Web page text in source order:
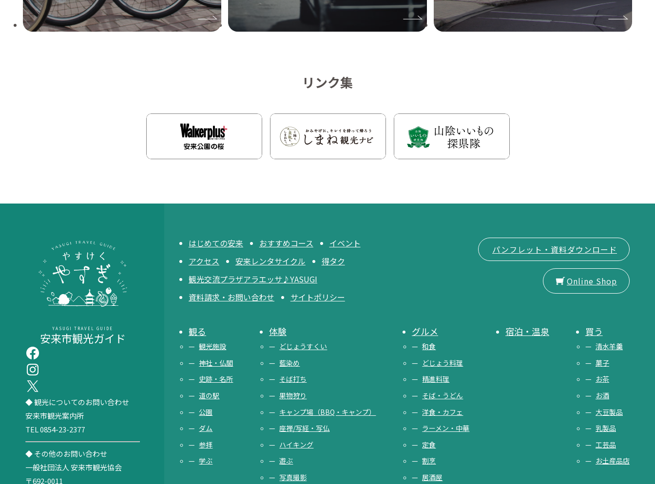
リンク集
安来市観光ガイド
YASUGI TRAVEL GUIDE
◆ 観光についてのお問い合わせ
安来市観光案内所
TEL 0854-23-2377
◆ その他のお問い合わせ
一般社団法人 安来市観光協会
〒692-0011
はじめての安来 おすすめコース
イベント
アクセス
安来レンタサイクル
得タク
観光交流プラザアラエッサ♪YASUGI
資料請求・お問い合わせ
サイトポリシー
パンフレット・資料ダウンロード
Online Shop
観る
観光施設
神社・仏閣
史跡・名所
道の駅
公園
ダム
参拝
学ぶ
体験
どじょうすくい
藍染め
そば打ち
果物狩り
キャンプ場（BBQ・キャンプ）
座禅/写経・写仏
ハイキング
遊ぶ
写真撮影
グルメ
和食
どじょう料理
精進料理
そば・うどん
洋食・カフェ
ラーメン・中華
定食
割烹
居酒屋
宿泊・温泉 買う
清水羊羹
菓子
お茶
お酒
大豆製品
乳製品
工芸品
お土産品店